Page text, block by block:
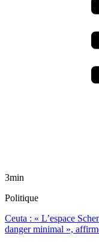
3min
Politique
Ceuta : « L’espace
danger minimal »,